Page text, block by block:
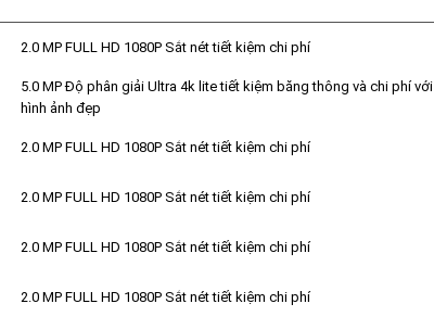
2.0 MP FULL HD 1080P Sắt nét tiết kiệm chi phí
5.0 MP Độ phân giải Ultra 4k lite tiết kiệm băng thông và chi phí với
hình ảnh đẹp
2.0 MP FULL HD 1080P Sắt nét tiết kiệm chi phí
2.0 MP FULL HD 1080P Sắt nét tiết kiệm chi phí
2.0 MP FULL HD 1080P Sắt nét tiết kiệm chi phí
2.0 MP FULL HD 1080P Sắt nét tiết kiệm chi phí